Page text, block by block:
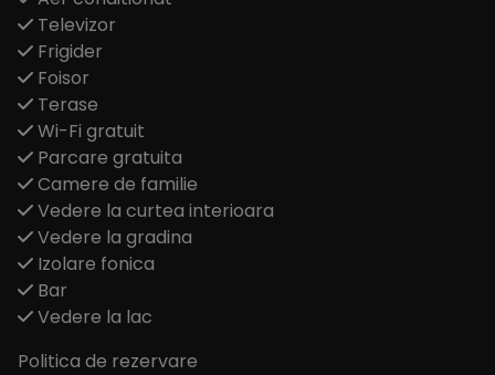
Televizor
Frigider
Foisor
Terase
Wi-Fi gratuit
Parcare gratuita
Camere de familie
Vedere la curtea interioara
Vedere la gradina
Izolare fonica
Bar
Vedere la lac
Politica de rezervare